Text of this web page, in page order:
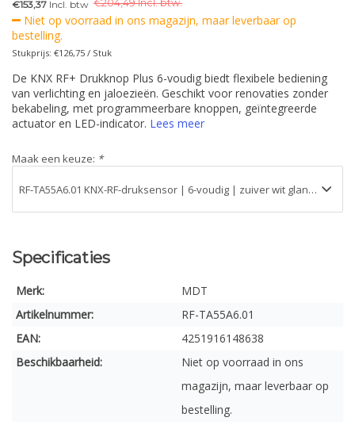
€153,37 Incl. btw €204,49 Incl. btw.
Niet op voorraad in ons magazijn, maar leverbaar op
bestelling.
Stukprijs: €126,75 / Stuk
De KNX RF+ Drukknop Plus 6-voudig biedt flexibele bediening
van verlichting en jaloezieën. Geschikt voor renovaties zonder
bekabeling, met programmeerbare knoppen, geïntegreerde
actuator en LED-indicator. Lees meer
Maak een keuze: *
Specificaties
Merk:
MDT
Artikelnummer:
RF-TA55A6.01
EAN:
4251916148638
Beschikbaarheid:
Niet op voorraad in ons
magazijn, maar leverbaar op
bestelling.